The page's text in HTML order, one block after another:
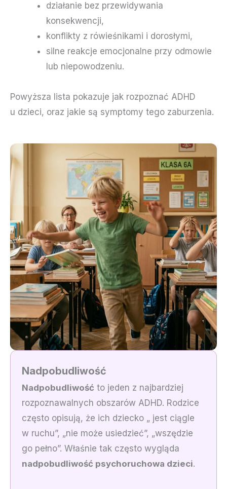
działanie bez przewidywania
konsekwencji,
konflikty z rówieśnikami i dorosłymi,
silne reakcje emocjonalne przy odmowie
lub niepowodzeniu.
Powyższa lista pokazuje jak rozpoznać ADHD
u dzieci, oraz jakie są symptomy tego zaburzenia.
Nadpobudliwość
Nadpobudliwość to jeden z najbardziej
rozpoznawalnych obszarów ADHD. Rodzice
często opisują, że ich dziecko „ jest ciągle
w ruchu”, „nie może usiedzieć”, „wszędzie
go pełno”. Właśnie tak często wygląda
nadpobudliwość psychoruchowa dzieci.